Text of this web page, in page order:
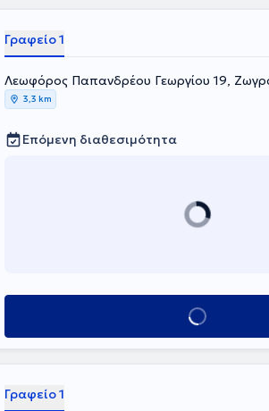
Γραφείο 1
Λεωφόρος Παπανδρέου Γεωργίου 19,
3,3 km
Επόμενη διαθεσιμότητα
Κλείσε ραντεβού
Γραφείο 1